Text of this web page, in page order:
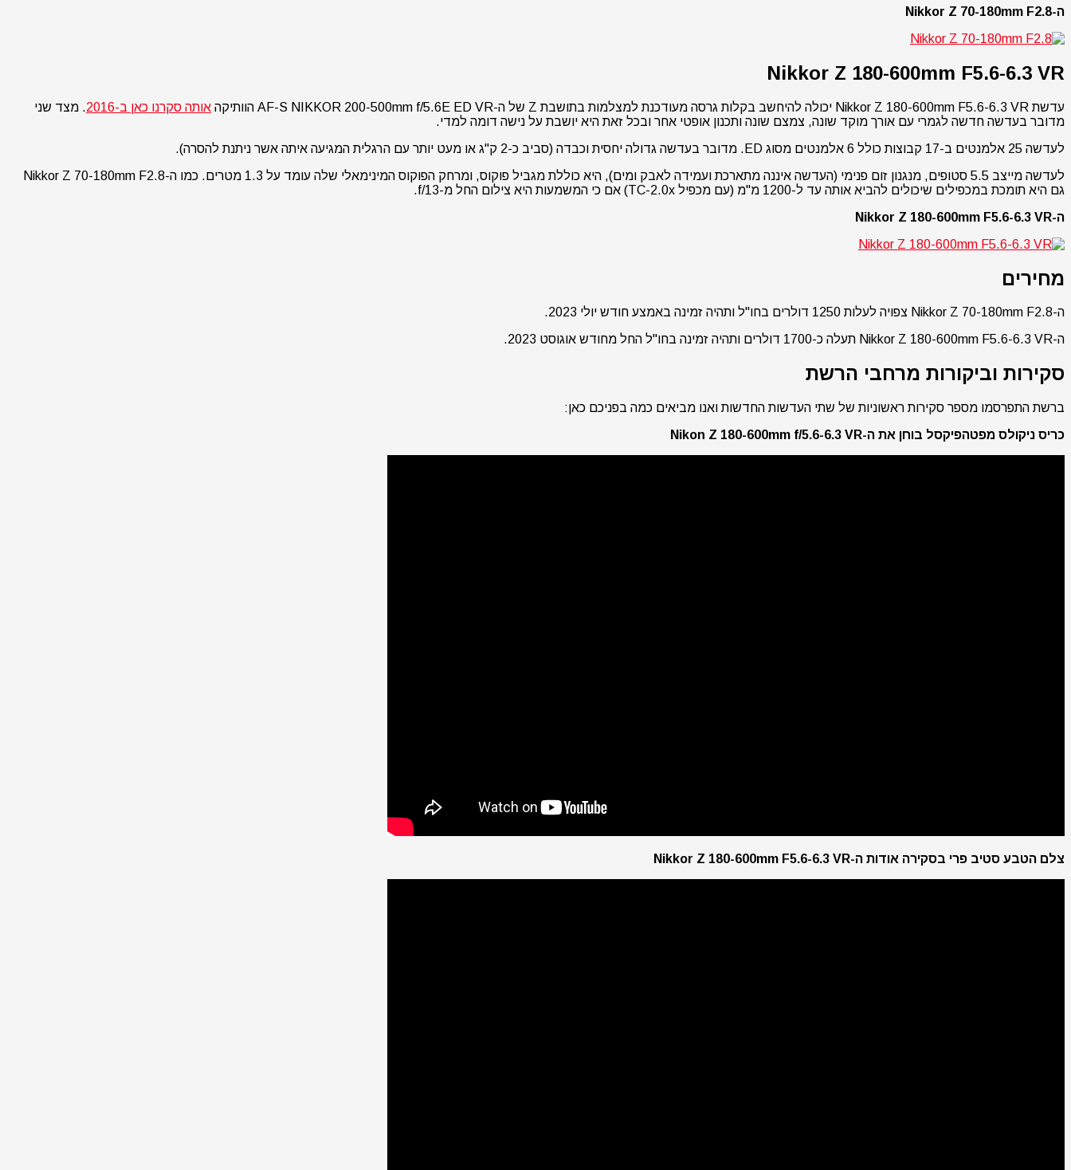
ה-Nikkor Z 70-180mm F2.8
Nikkor Z 180-600mm F5.6-6.3 VR
עדשת Nikkor Z 180-600mm F5.6-6.3 VR יכולה להיחשב בקלות גרסה מעודכנת למצלמות בתושבת Z של ה-AF-S NIKKOR 200-500mm f/5.6E ED VR הוותיקה אותה סקרנו כאן ב-2016
. מצד שני
מדובר בעדשה חדשה לגמרי עם אורך מוקד שונה, צמצם שונה ותכנון אופטי אחר ובכל זאת היא יושבת על נישה דומה למדי.
לעדשה 25 אלמנטים ב-17 קבוצות כולל 6 אלמנטים מסוג ED. מדובר בעדשה גדולה יחסית וכבדה (סביב כ-2 ק"ג או מעט יותר עם הרגלית המגיעה איתה אשר ניתנת להסרה).
לעדשה מייצב 5.5 סטופים, מנגנון זום פנימי (העדשה איננה מתארכת ועמידה לאבק ומים), היא כוללת מגביל פוקוס, ומרחק הפוקוס המינימאלי שלה עומד על 1.3 מטרים. כמו ה-Nikkor Z 70-180mm F2.8
גם היא תומכת במכפילים שיכולים להביא אותה עד ל-1200 מ"מ (עם מכפיל TC-2.0x) אם כי המשמעות היא צילום החל מ-f/13.
ה-Nikkor Z 180-600mm F5.6-6.3 VR
מחירים
ה-Nikkor Z 70-180mm F2.8 צפויה לעלות 1250 דולרים בחו"ל ותהיה זמינה באמצע חודש יולי 2023.
ה-Nikkor Z 180-600mm F5.6-6.3 VR תעלה כ-1700 דולרים ותהיה זמינה בחו"ל החל מחודש אוגוסט 2023.
סקירות וביקורות מרחבי הרשת
ברשת התפרסמו מספר סקירות ראשוניות של שתי העדשות החדשות ואנו מביאים כמה בפניכם כאן:
כריס ניקולס מפטהפיקסל בוחן את ה-Nikon Z 180-600mm f/5.6-6.3 VR
צלם הטבע סטיב פרי בסקירה אודות ה-Nikkor Z 180-600mm F5.6-6.3 VR